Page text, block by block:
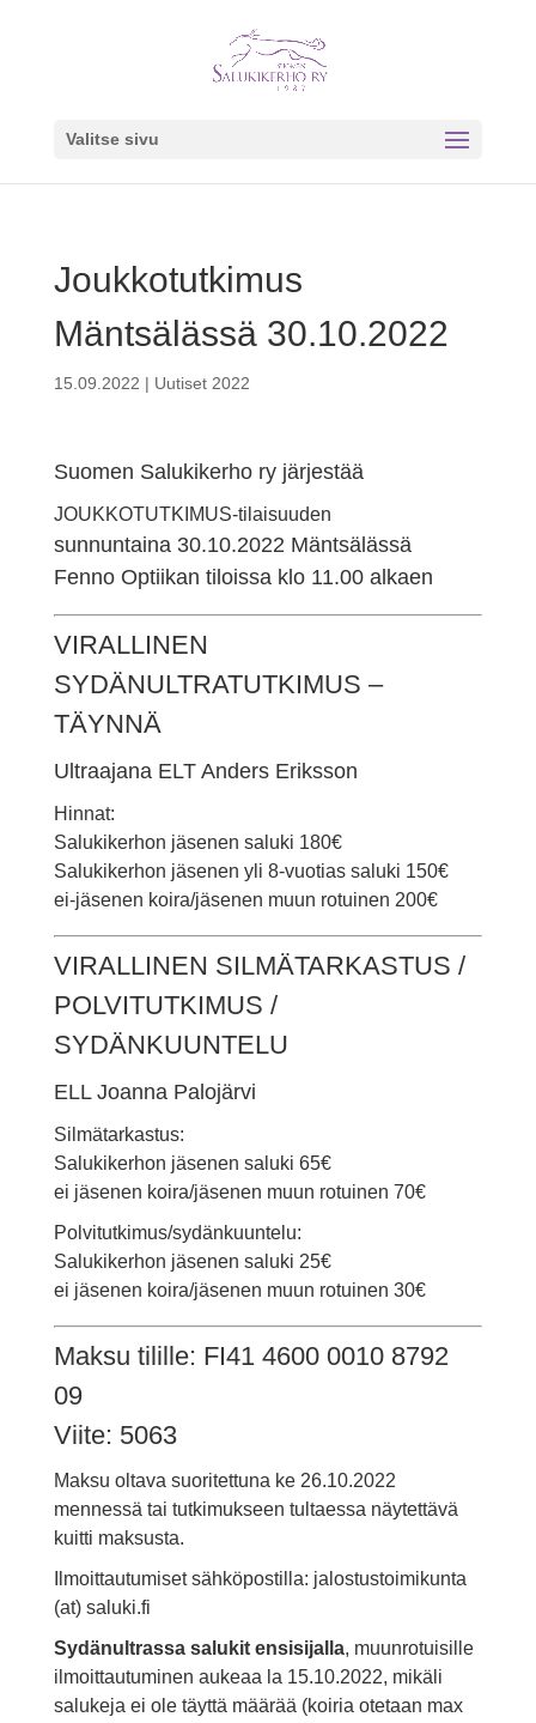
Valitse sivu
Joukkotutkimus
Mäntsälässä 30.10.2022
15.09.2022 | Uutiset 2022
Suomen Salukikerho ry järjestää
JOUKKOTUTKIMUS-tilaisuuden
sunnuntaina 30.10.2022 Mäntsälässä
Fenno Optiikan tiloissa klo 11.00 alkaen
VIRALLINEN
SYDÄNULTRATUTKIMUS –
TÄYNNÄ
Ultraajana ELT Anders Eriksson
Hinnat:
Salukikerhon jäsenen saluki 180€
Salukikerhon jäsenen yli 8-vuotias saluki 150€
ei-jäsenen koira/jäsenen muun rotuinen 200€
VIRALLINEN SILMÄTARKASTUS /
POLVITUTKIMUS /
SYDÄNKUUNTELU
ELL Joanna Palojärvi
Silmätarkastus:
Salukikerhon jäsenen saluki 65€
ei jäsenen koira/jäsenen muun rotuinen 70€
Polvitutkimus/sydänkuuntelu:
Salukikerhon jäsenen saluki 25€
ei jäsenen koira/jäsenen muun rotuinen 30€
Maksu tilille: FI41 4600 0010 8792
09
Viite: 5063
Maksu oltava suoritettuna ke 26.10.2022
mennessä tai tutkimukseen tultaessa näytettävä
kuitti maksusta.
Ilmoittautumiset sähköpostilla: jalostustoimikunta
(at) saluki.fi
Sydänultrassa salukit ensisijalla, muunrotuisille
ilmoittautuminen aukeaa la 15.10.2022, mikäli
salukeja ei ole täyttä määrää (koiria otetaan max